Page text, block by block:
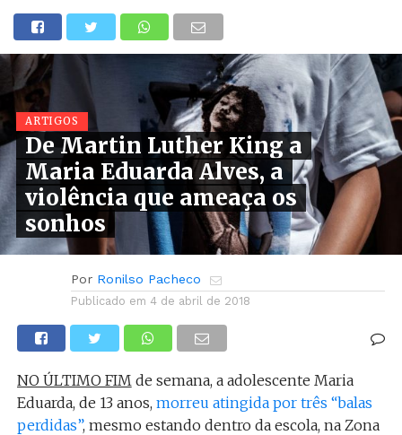
ARTIGOS
De Martin Luther King a
Maria Eduarda Alves, a
violência que ameaça os
sonhos
Por Ronilso Pacheco
Publicado em 4 de abril de 2018
NO ÚLTIMO FIMde semana, a adolescente Maria
Eduarda, de 13 anos, morreu atingida por três “balas
perdidas”, mesmo estando dentro da escola, na Zona